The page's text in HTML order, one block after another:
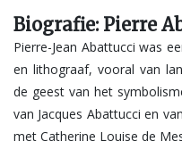
Biografie: Pierre
Pierre-Jean Abattucci was
en lithograaf, vooral van
de geest van het
van Jacques Abattucci en
met Catherine Louise de